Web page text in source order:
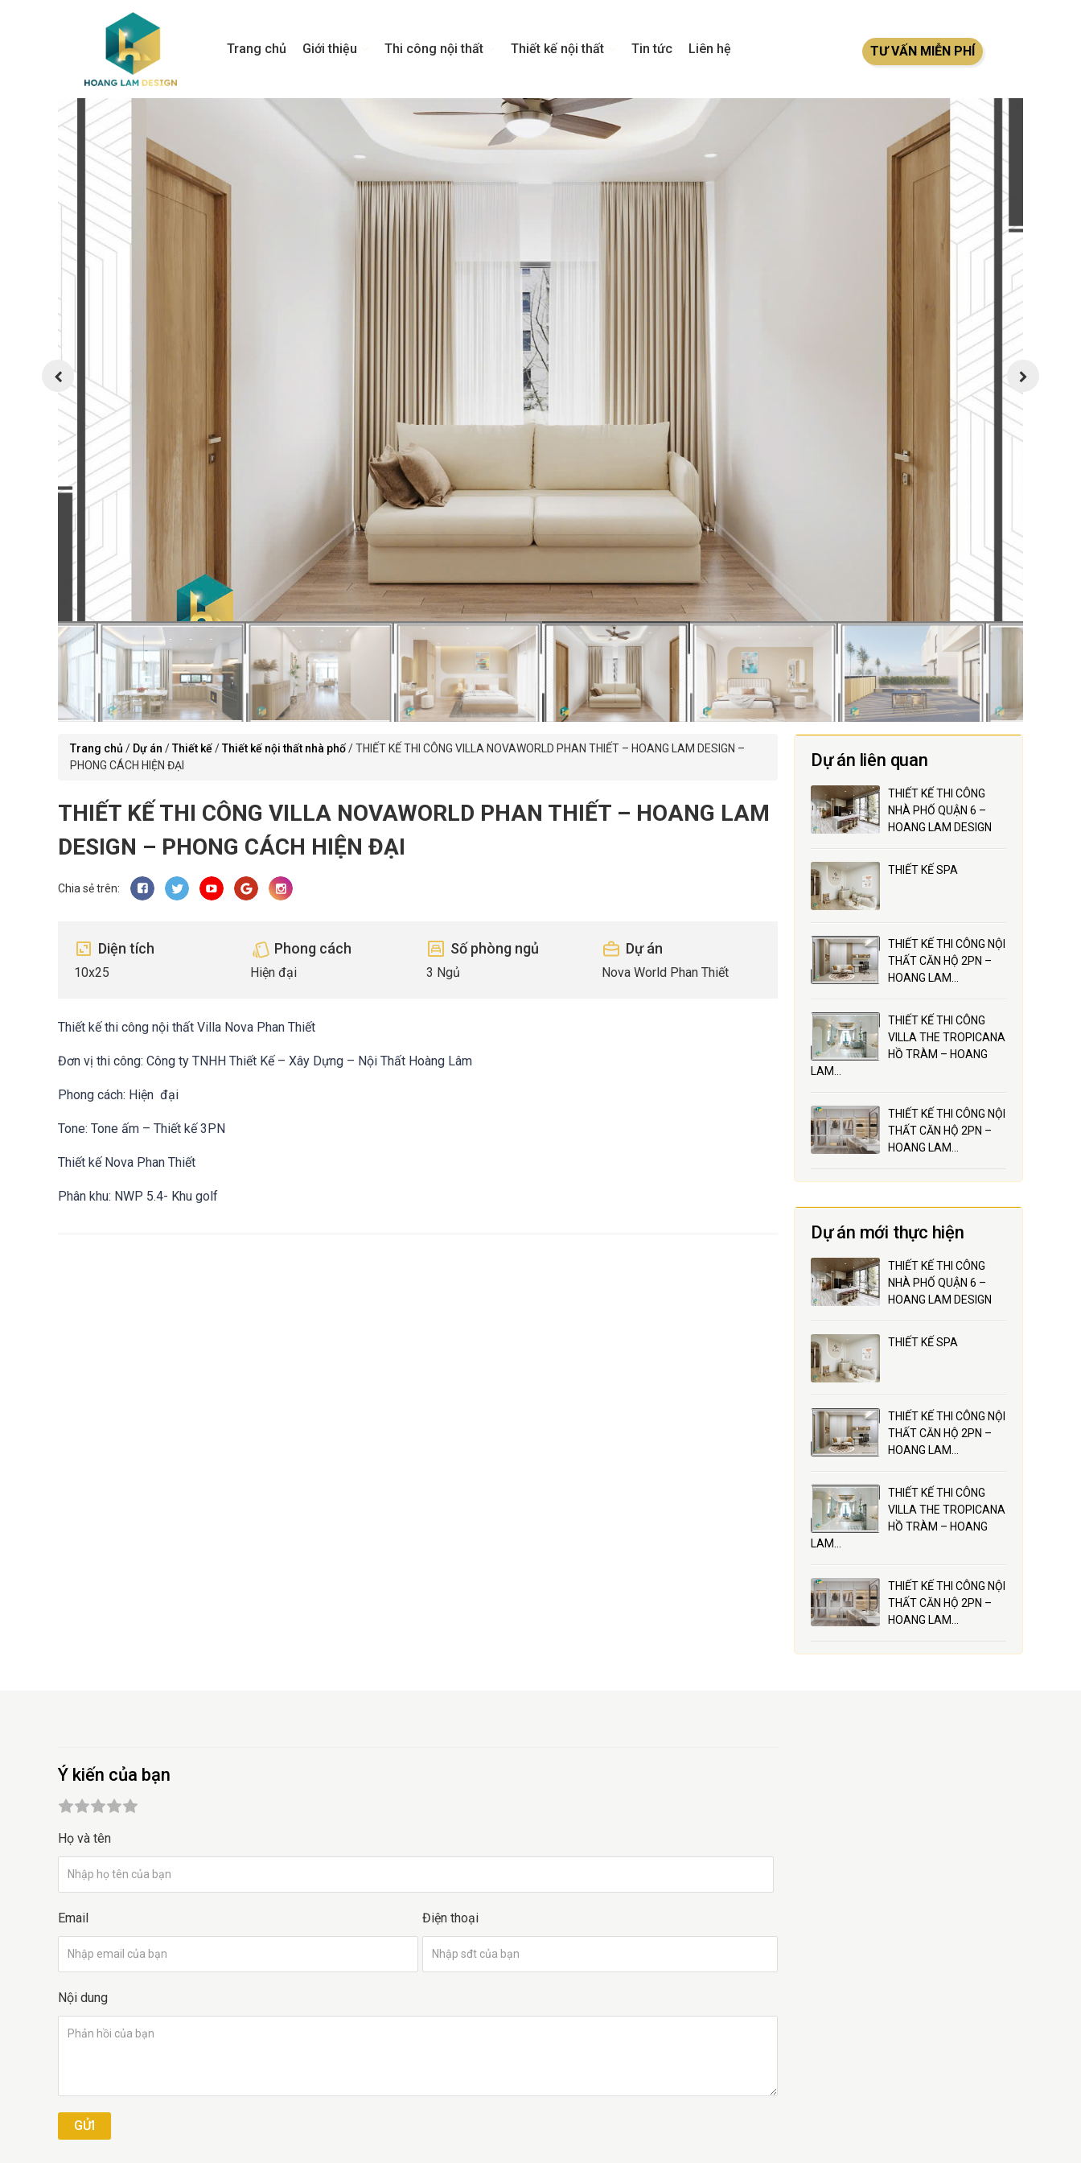
Trang chủ Giới thiệu Thi công nội thất Thiết kế nội thất Tin tức Liên hệ TƯ VẤN MIỄN PHÍ
Trang chủ / Dự án /Thiết kế/Thiết kế nội thất nhà phố/THIẾT KẾ THI CÔNG VILLA NOVAWORLD PHAN THIẾT – HOANG LAM DESIGN –
PHONG CÁCH HIỆN ĐẠI
THIẾT KẾ THI CÔNG VILLA NOVAWORLD PHAN THIẾT – HOANG LAM
DESIGN – PHONG CÁCH HIỆN ĐẠI
Chia sẻ trên:
Diện tích
10x25
Phong cách
Hiện đại
Số phòng ngủ
3 Ngủ
Dự án
Nova World Phan Thiết
Thiết kế thi công nội thất Villa Nova Phan Thiết
Đơn vị thi công: Công ty TNHH Thiết Kế – Xây Dựng – Nội Thất Hoàng Lâm
Phong cách: Hiện đại
Tone: Tone ấm – Thiết kế 3PN
Thiết kế Nova Phan Thiết
Phân khu: NWP 5.4- Khu golf
Dự án liên quan
THIẾT KẾ THI CÔNG
NHÀ PHỐ QUẬN 6 –
HOANG LAM DESIGN
THIẾT KẾ SPA
THIẾT KẾ THI CÔNG NỘI
THẤT CĂN HỘ 2PN –
HOANG LAM…
THIẾT KẾ THI CÔNG
VILLA THE TROPICANA
HỒ TRÀM – HOANG
LAM…
THIẾT KẾ THI CÔNG NỘI
THẤT CĂN HỘ 2PN –
HOANG LAM…
Dự án mới thực hiện
THIẾT KẾ THI CÔNG
NHÀ PHỐ QUẬN 6 –
HOANG LAM DESIGN
THIẾT KẾ SPA
THIẾT KẾ THI CÔNG NỘI
THẤT CĂN HỘ 2PN –
HOANG LAM…
THIẾT KẾ THI CÔNG
VILLA THE TROPICANA
HỒ TRÀM – HOANG
LAM…
THIẾT KẾ THI CÔNG NỘI
THẤT CĂN HỘ 2PN –
HOANG LAM…
Ý kiến của bạn
Họ và tên
Email Điện thoại
Nội dung